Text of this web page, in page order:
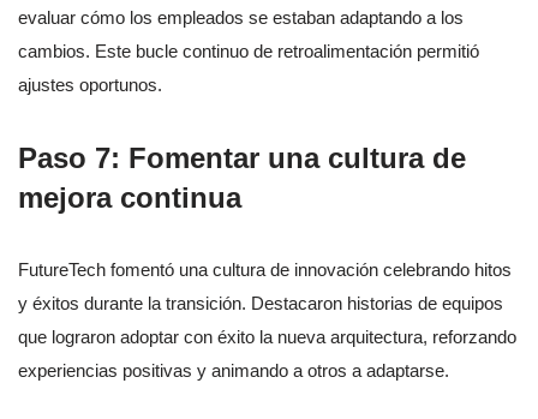
evaluar cómo los empleados se estaban adaptando a los
cambios. Este bucle continuo de retroalimentación permitió
ajustes oportunos.
Paso 7: Fomentar una cultura de
mejora continua
FutureTech fomentó una cultura de innovación celebrando hitos
y éxitos durante la transición. Destacaron historias de equipos
que lograron adoptar con éxito la nueva arquitectura, reforzando
experiencias positivas y animando a otros a adaptarse.